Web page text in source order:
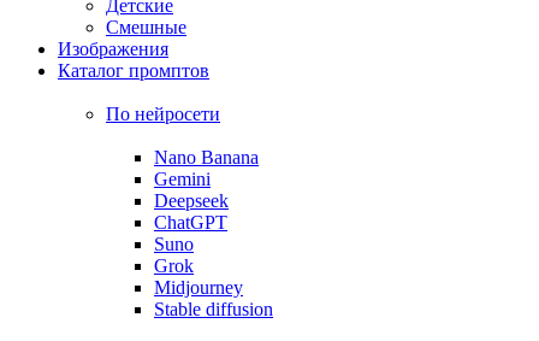
Детские
Смешные
Изображения
Каталог промптов
По нейросети
Nano Banana
Gemini
Deepseek
ChatGPT
Suno
Grok
Midjourney
Stable diffusion